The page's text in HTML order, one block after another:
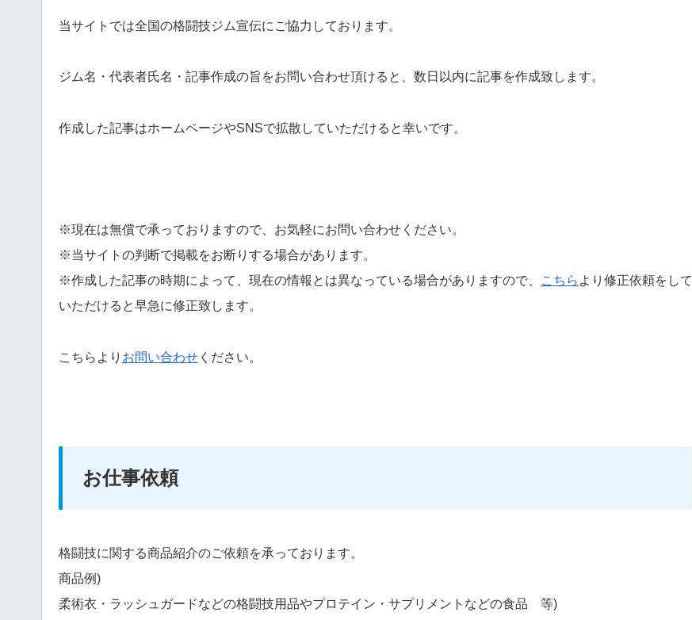
当サイトでは全国の格闘技ジム宣伝にご協力しております。
ジム名・代表者氏名・記事作成の旨をお問い合わせ頂けると、数日以内に記事を作成致します。
作成した記事はホームページやSNSで拡散していただけると幸いです。
※現在は無償で承っておりますので、お気軽にお問い合わせください。
※当サイトの判断で掲載をお断りする場合があります。
※作成した記事の時期によって、現在の情報とは異なっている場合がありますので、
こちら より修正依頼をして
いただけると早急に修正致します。
こちらより お問い合わせ ください。
お仕事依頼
格闘技に関する商品紹介のご依頼を承っております。
商品例)
柔術衣・ラッシュガードなどの格闘技用品やプロテイン・サプリメントなどの食品 等)